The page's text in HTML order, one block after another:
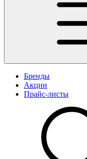
Бренды
Акции
Прайс-листы